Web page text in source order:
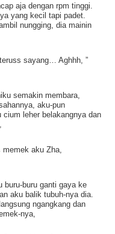
aja dengan rpm tinggi.
yang kecil tapi padet.
nungging, dia mainin
sayang… Aghhh, ”
semakin membara,
aku-pun
leher belakangnya dan
memek aku Zha,
buru-buru ganti gaya ke
aku balik tubuh-nya dia.
ngangkang dan
nya,